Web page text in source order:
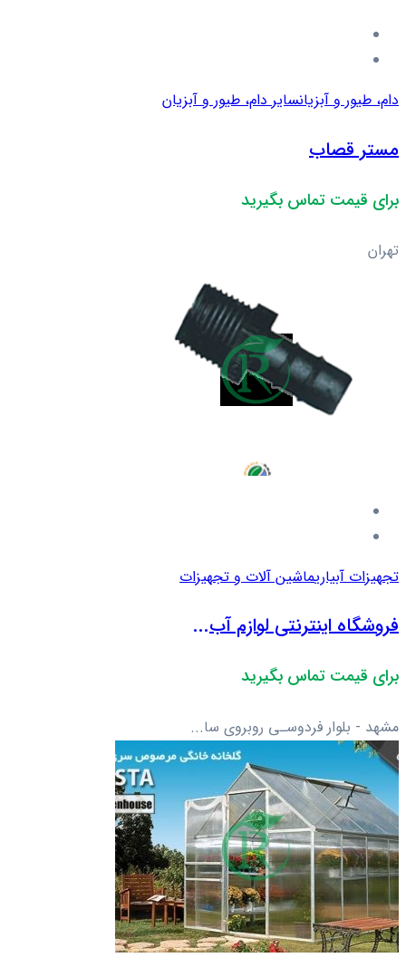
دام، طیور و آبزیانسایر دام، طیور و آبزیان
مستر قصاب
برای قیمت تماس بگیرید
تهران
تجهیزات آبیاریماشین آلات و تجهیزات
فروشگاه اینترنتی لوازم آب...
برای قیمت تماس بگیرید
مشهد - بلوار فردوسـی روبروی سا...